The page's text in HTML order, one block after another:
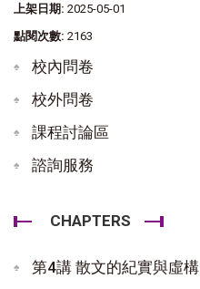
上架日期: 2025-05-01
點閱次數: 2163
校內問卷
校外問卷
課程討論區
諮詢服務
CHAPTERS
第4講 散文的紀實與虛構